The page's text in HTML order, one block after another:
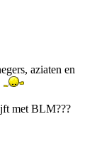
aziaten en
met BLM???